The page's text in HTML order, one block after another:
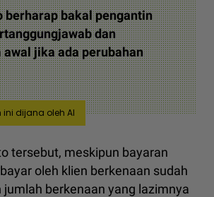
berharap bakal pengantin
dan
jika ada perubahan
ini dijana oleh AI
tersebut, meskipun bayaran
oleh klien berkenaan sudah
jumlah berkenaan yang lazimnya